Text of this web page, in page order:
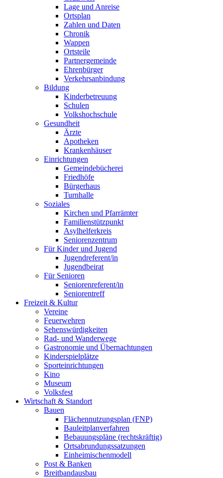
Lage und Anreise
Ortsplan
Zahlen und Daten
Chronik
Wappen
Ortsteile
Partnergemeinde
Ehrenbürger
Verkehrsanbindung
Bildung
Kinderbetreuung
Schulen
Volkshochschule
Gesundheit
Ärzte
Apotheken
Krankenhäuser
Einrichtungen
Gemeindebücherei
Friedhöfe
Bürgerhaus
Turnhalle
Soziales
Kirchen und Pfarrämter
Familienstützpunkt
Asylhelferkreis
Seniorenzentrum
Für Kinder und Jugend
Jugendreferent/in
Jugendbeirat
Für Senioren
Seniorenreferent/in
Seniorentreff
Freizeit & Kultur
Vereine
Feuerwehren
Sehenswürdigkeiten
Rad- und Wanderwege
Gastronomie und Übernachtungen
Kinderspielplätze
Sporteinrichtungen
Kino
Museum
Volksfest
Wirtschaft & Standort
Bauen
Flächennutzungsplan (FNP)
Bauleitplanverfahren
Bebauungspläne (rechtskräftig)
Ortsabrundungssatzungen
Einheimischenmodell
Post & Banken
Breitbandausbau